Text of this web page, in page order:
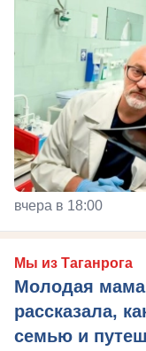
вчера в 18:00
Мы из Таганрога
Молодая мама
рассказала,
семью и